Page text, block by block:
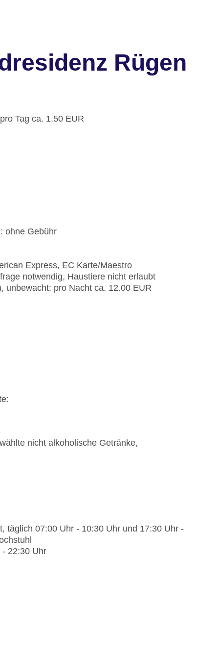
Rügen
Tag ca. 1.50 EUR
ohne Gebühr
Express, EC Karte/Maestro
notwendig, Haustiere nicht erlaubt
unbewacht: pro Nacht ca. 12.00 EUR
nicht alkoholische Getränke,
täglich 07:00 Uhr - 10:30 Uhr und 17:30 Uhr -
- 22:30 Uhr